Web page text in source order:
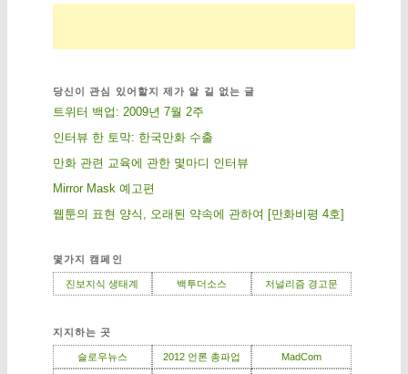
당신이 관심 있어할지 제가 알 길 없는 글
트위터 백업: 2009년 7월 2주
인터뷰 한 토막: 한국만화 수출
만화 관련 교육에 관한 몇마디 인터뷰
Mirror Mask 예고편
웹툰의 표현 양식, 오래된 약속에 관하여 [만화비평 4호]
몇가지 캠페인
진보지식 생태계 백투더소스 저널리즘 경고문
지지하는 곳
슬로우뉴스 2012 언론 총파업 MadCom